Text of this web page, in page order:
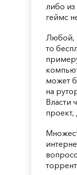
либо из
геймс
Любой,
то
может
на
Власти